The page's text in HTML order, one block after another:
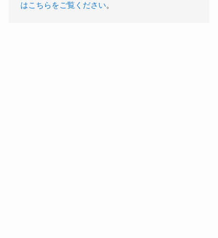
はこちらをご覧ください。